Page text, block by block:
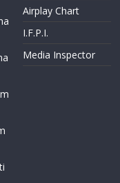
Airplay Chart
I.F.P.I.
Media Inspector